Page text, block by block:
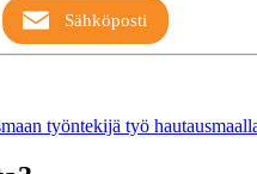
Sähköposti
työntekijä työ